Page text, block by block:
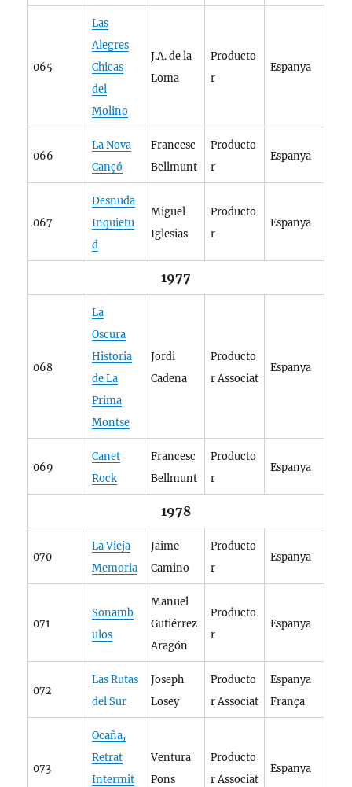
065
Las
Alegres
Chicas
del
Molino
J.A. de la
Loma
Producto
r
Espanya
066
La Nova
Cançó
Francesc
Bellmunt
Producto
r
Espanya
067
Desnuda
Inquietu
d
Miguel
Iglesias
Producto
r
Espanya
1977
068
La
Oscura
Historia
de La
Prima
Montse
Jordi
Cadena
Producto
r Associat
Espanya
069
Canet
Rock
Francesc
Bellmunt
Producto
r
Espanya
1978
070
La Vieja
Memoria
Jaime
Camino
Producto
r
Espanya
071
Sonamb
ulos
Manuel
Gutiérrez
Aragón
Producto
r
Espanya
072
Las Rutas
del Sur
Joseph
Losey
Producto
r Associat
Espanya
França
073
Ocaña,
Retrat
Intermit
Ventura
Pons
Producto
r Associat
Espanya